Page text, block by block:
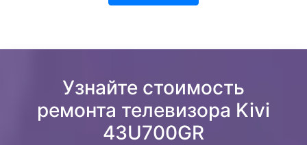
Узнайте стоимость
ремонта телевизора Kivi
43U700GR